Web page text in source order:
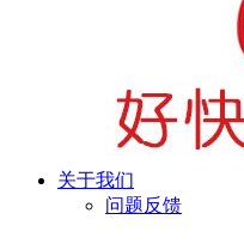
关于我们
问题反馈